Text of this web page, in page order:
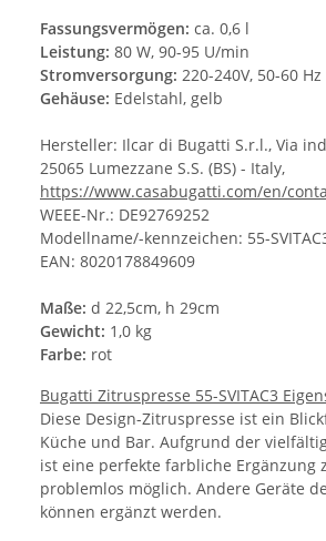
Fassungsvermögen: ca. 0,6 l
Leistung: 80 W, 90-95 U/min
Stromversorgung: 220-240V, 50-60 Hz
Gehäuse: Edelstahl, gelb
Hersteller: Ilcar di Bugatti S.r.l., Via
25065 Lumezzane S.S. (BS) - Italy,
https://www.casabugatti.com/en/
WEEE-Nr.: DE92769252
Modellname/-kennzeichen: 55-
EAN: 8020178849609
Maße: d 22,5cm, h 29cm
Gewicht: 1,0 kg
Farbe: rot
Bugatti Zitruspresse 55-SVITAC3
Diese Design-Zitruspresse ist ein
Küche und Bar. Aufgrund der
ist eine perfekte farbliche Ergänzung
problemlos möglich. Andere Geräte
können ergänzt werden.